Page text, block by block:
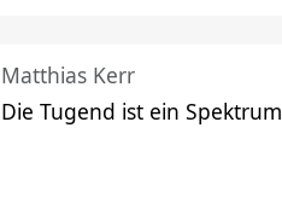
Matthias Kerr
Die Tugend ist ein Spektrum